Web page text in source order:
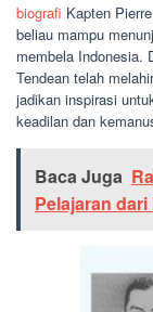
biografi Kapten
beliau mampu
membela Indonesia.
Tendean telah
jadikan inspirasi
keadilan dan
Baca Juga
Pelajaran